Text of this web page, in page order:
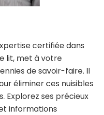
certifiée dans
lit, met à votre
de savoir-faire. Il
éliminer ces nuisibles
Explorez ses précieux
informations